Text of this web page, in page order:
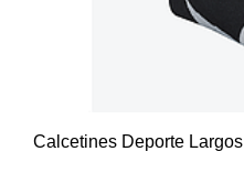
Calcetines Deporte Largos